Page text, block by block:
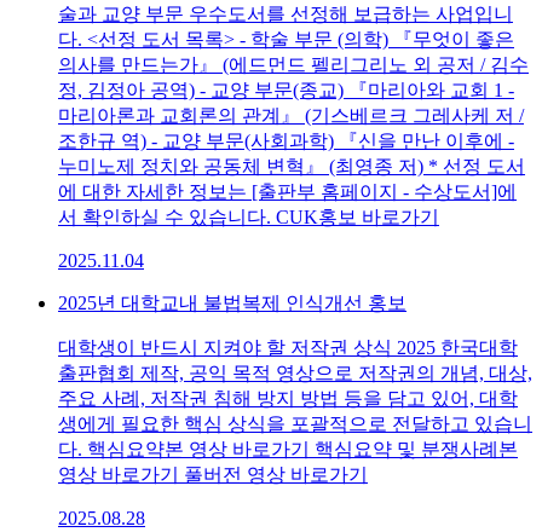
술과 교양 부문 우수도서를 선정해 보급하는 사업입니
다. <선정 도서 목록> - 학술 부문 (의학) 『무엇이 좋은
의사를 만드는가』 (에드먼드 펠리그리노 외 공저 / 김수
정, 김정아 공역) - 교양 부문(종교) 『마리아와 교회 1 -
마리아론과 교회론의 관계』 (기스베르크 그레사케 저 /
조한규 역) - 교양 부문(사회과학) 『신을 만난 이후에 -
누미노제 정치와 공동체 변혁』 (최영종 저) * 선정 도서
에 대한 자세한 정보는 [출판부 홈페이지 - 수상도서]에
서 확인하실 수 있습니다. CUK홍보 바로가기
2025.11.04
2025년 대학교내 불법복제 인식개선 홍보
대학생이 반드시 지켜야 할 저작권 상식 2025 한국대학
출판협회 제작, 공익 목적 영상으로 저작권의 개념, 대상,
주요 사례, 저작권 침해 방지 방법 등을 담고 있어, 대학
생에게 필요한 핵심 상식을 포괄적으로 전달하고 있습니
다. 핵심요약본 영상 바로가기 핵심요약 및 분쟁사례본
영상 바로가기 풀버전 영상 바로가기
2025.08.28